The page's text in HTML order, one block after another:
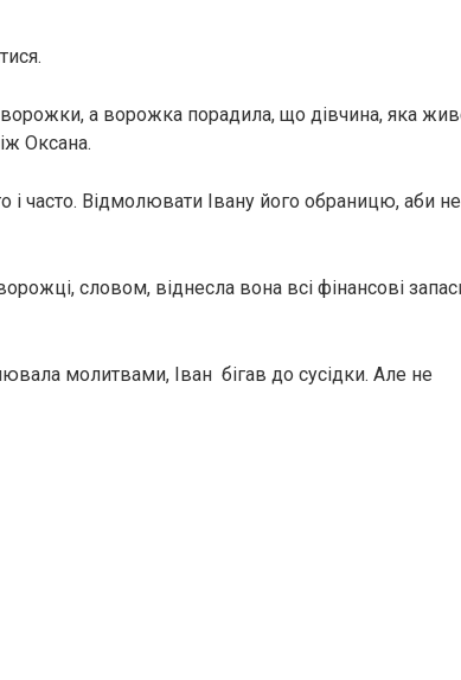
а ворожка порадила, що дівчина, яка
Оксана.
часто. Відмолювати Івану його обраницю, аби не
словом, віднесла вона всі фінансові
молитвами, Іван бігав до сусідки. Але не